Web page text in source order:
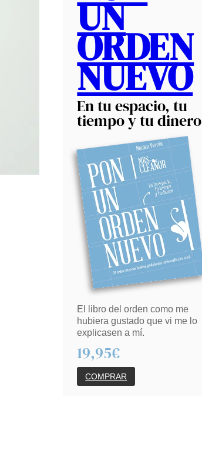
UN
ORDEN
NUEVO
En tu espacio, tu
tiempo y tu dinero
El libro del orden como me
hubiera gustado que vi me lo
explicasen a mí.
19,95€
COMPRAR